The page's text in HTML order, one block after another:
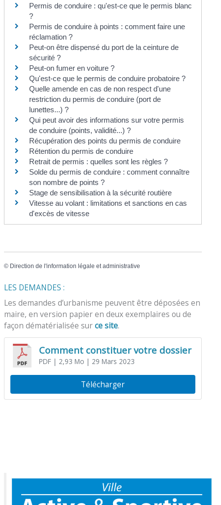
Permis de conduire : qu'est-ce que le permis blanc
?
Permis de conduire à points : comment faire une
réclamation ?
Peut-on être dispensé du port de la ceinture de
sécurité ?
Peut-on fumer en voiture ?
Qu'est-ce que le permis de conduire probatoire ?
Quelle amende en cas de non respect d'une
restriction du permis de conduire (port de
lunettes...) ?
Qui peut avoir des informations sur votre permis
de conduire (points, validité...) ?
Récupération des points du permis de conduire
Rétention du permis de conduire
Retrait de permis : quelles sont les règles ?
Solde du permis de conduire : comment connaître
son nombre de points ?
Stage de sensibilisation à la sécurité routière
Vitesse au volant : limitations et sanctions en cas
d'excès de vitesse
© Direction de l'information légale et administrative
LES DEMANDES :
Les demandes d’urbanisme peuvent être déposées en
maire, en version papier en deux exemplaires ou de
façon dématérialisée surce site.
Comment constituer votre dossier
PDF| 2,93 Mo | 29 Mars 2023
Télécharger